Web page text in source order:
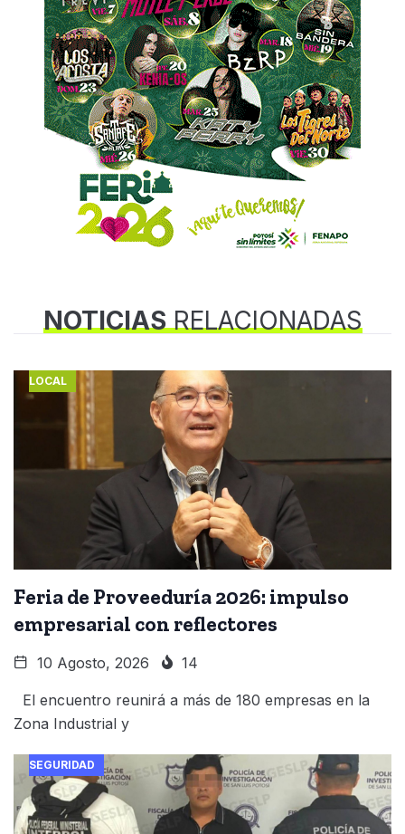
NOTICIASRELACIONADAS
LOCAL
Feria de Proveeduría 2026: impulso
empresarial con reflectores
10 Agosto, 2026 14
El encuentro reunirá a más de 180 empresas en la
Zona Industrial y
SEGURIDAD